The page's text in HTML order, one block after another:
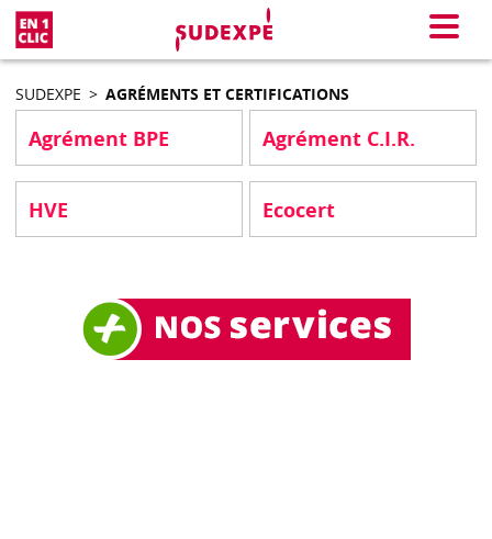
Menu
SUDEXPE > AGRÉMENTS ET CERTIFICATIONS
Agrément BPE Agrément C.I.R.
HVE Ecocert